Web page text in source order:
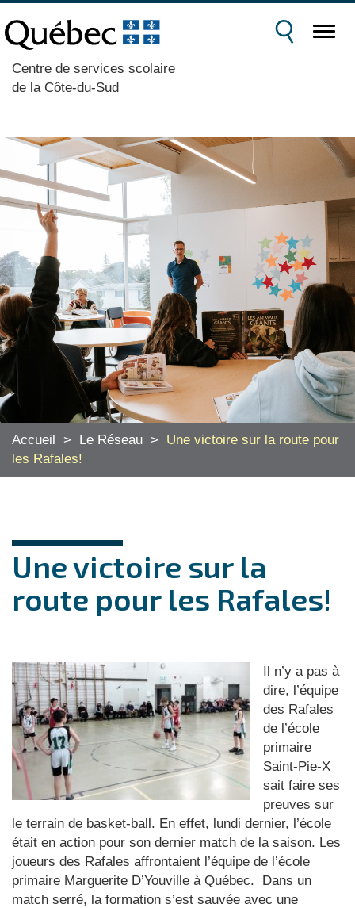
Centre de services scolaire
de la Côte-du-Sud
Accueil > Le Réseau >
Une victoire sur la route pour
les Rafales!
Une victoire sur la
route pour les Rafales!
Il n’y a pas à
dire, l’équipe
des Rafales
de l’école
primaire
Saint-Pie-X
sait faire ses
preuves sur
le terrain de basket-ball. En effet, lundi dernier, l’école
était en action pour son dernier match de la saison. Les
joueurs des Rafales affrontaient l’équipe de l’école
primaire Marguerite D’Youville à Québec. Dans un
match serré, la formation s’est sauvée avec une